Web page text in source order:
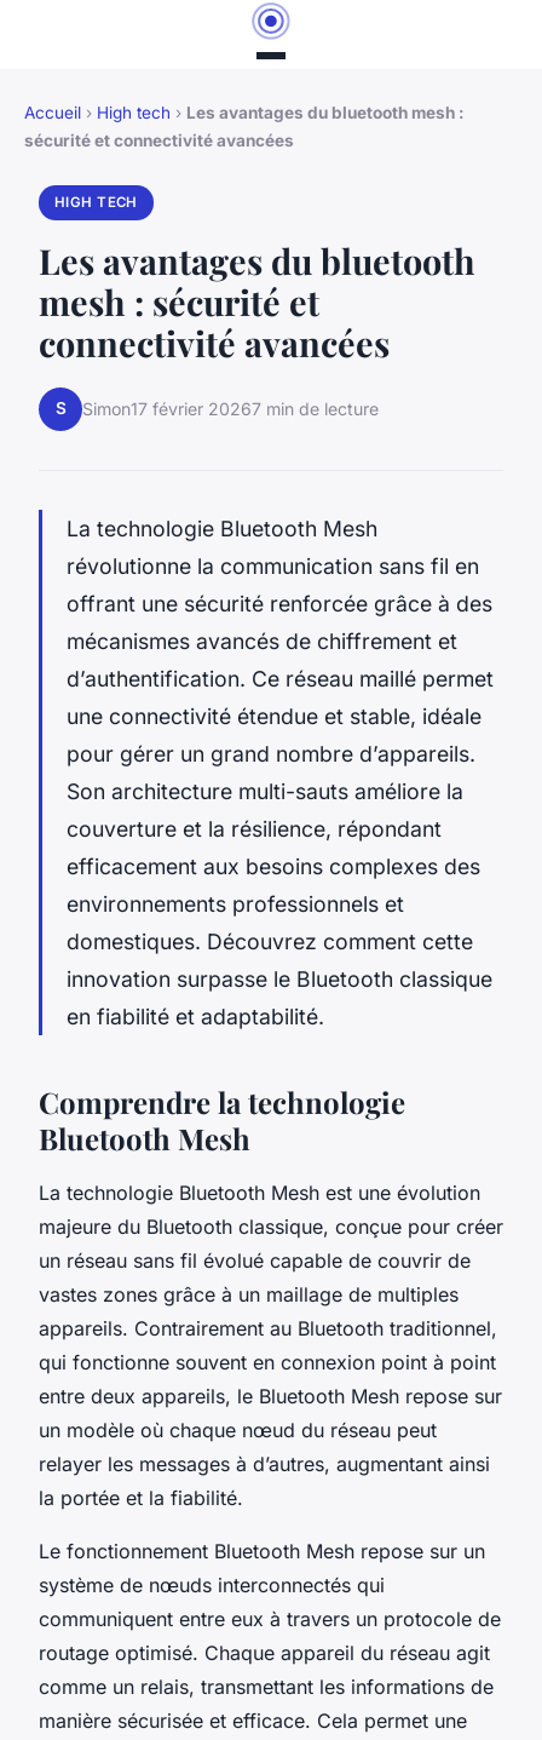
Accueil › High tech › Les avantages du bluetooth mesh :
sécurité et connectivité avancées
HIGH TECH
Les avantages du bluetooth
mesh : sécurité et
connectivité avancées
S Simon17 février 20267 min de lecture
La technologie Bluetooth Mesh
révolutionne la communication sans fil en
offrant une sécurité renforcée grâce à des
mécanismes avancés de chiffrement et
d’authentification. Ce réseau maillé permet
une connectivité étendue et stable, idéale
pour gérer un grand nombre d’appareils.
Son architecture multi-sauts améliore la
couverture et la résilience, répondant
efficacement aux besoins complexes des
environnements professionnels et
domestiques. Découvrez comment cette
innovation surpasse le Bluetooth classique
en fiabilité et adaptabilité.
Comprendre la technologie
Bluetooth Mesh
La technologie Bluetooth Mesh est une évolution
majeure du Bluetooth classique, conçue pour créer
un réseau sans fil évolué capable de couvrir de
vastes zones grâce à un maillage de multiples
appareils. Contrairement au Bluetooth traditionnel,
qui fonctionne souvent en connexion point à point
entre deux appareils, le Bluetooth Mesh repose sur
un modèle où chaque nœud du réseau peut
relayer les messages à d’autres, augmentant ainsi
la portée et la fiabilité.
Le fonctionnement Bluetooth Mesh repose sur un
système de nœuds interconnectés qui
communiquent entre eux à travers un protocole de
routage optimisé. Chaque appareil du réseau agit
comme un relais, transmettant les informations de
manière sécurisée et efficace. Cela permet une